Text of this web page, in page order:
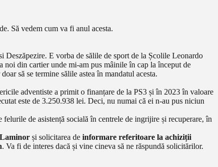
Să vedem cum va fi anul acesta.
E vorba de sălile de sport de la Școlile Leonardo
din cartier unde mi-am pus mâinile în cap la început de
să se termine sălile astea în mandatul acesta.
adventiste a primit o finanțare de la PS3 și în 2023 în valoare
este de 3.250.938 lei. Deci, nu numai că ei n-au pus niciun
felurile de asistență socială în centrele de ingrijire și recuperare, în
și solicitarea de informare referitoare la achiziții
. Va fi de interes dacă și vine cineva să ne răspundă solicitărilor.